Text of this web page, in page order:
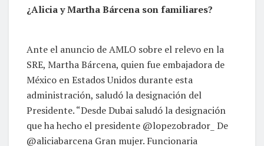
¿Alicia y Martha Bárcena son familiares?
Ante el anuncio de AMLO sobre el relevo en la
SRE, Martha Bárcena, quien fue embajadora de
México en Estados Unidos durante esta
administración, saludó la designación del
Presidente. “Desde Dubai saludó la designación
que ha hecho el presidente @lopezobrador_ De
@aliciabarcena Gran mujer. Funcionaria